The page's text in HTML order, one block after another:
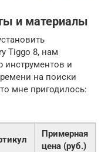
и материалы
Tiggo 8, нам
инструментов и
на поиски
мне пригодилось:
Примерная
цена (руб.)